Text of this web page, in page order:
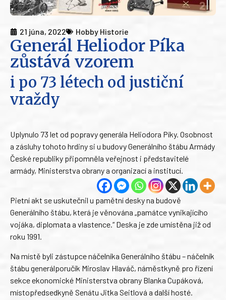
21 júna, 2022 Hobby Historie
Generál Heliodor Píka
zůstává vzorem
i po 73 létech od justiční
vraždy
Uplynulo 73 let od popravy generála Heliodora Píky. Osobnost
a zásluhy tohoto hrdiny si u budovy Generálního štábu Armády
České republiky připomněla veřejnost i představitelé
armády, Ministerstva obrany a organizací a institucí.
Pietní akt se uskutečnil u pamětní desky na budově
Generálního štábu, která je věnována „památce vynikajícího
vojáka, diplomata a vlastence.“ Deska je zde umístěna již od
roku 1991.
Na místě byli zástupce náčelníka Generálního štábu – náčelník
štábu generálporučík Miroslav Hlaváč, náměstkyně pro řízení
sekce ekonomické Ministerstva obrany Blanka Cupáková,
místopředsedkyně Senátu Jitka Seitlová a další hosté.